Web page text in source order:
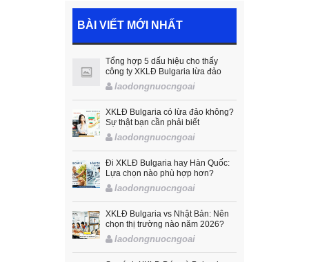
BÀI VIẾT MỚI NHẤT
Tổng hợp 5 dấu hiệu cho thấy
công ty XKLĐ Bulgaria lừa đảo
laodongnuocngoai
XKLĐ Bulgaria có lừa đảo không?
Sự thật bạn cần phải biết
laodongnuocngoai
Đi XKLĐ Bulgaria hay Hàn Quốc:
Lựa chọn nào phù hợp hơn?
laodongnuocngoai
XKLĐ Bulgaria vs Nhật Bản: Nên
chọn thị trường nào năm 2026?
laodongnuocngoai